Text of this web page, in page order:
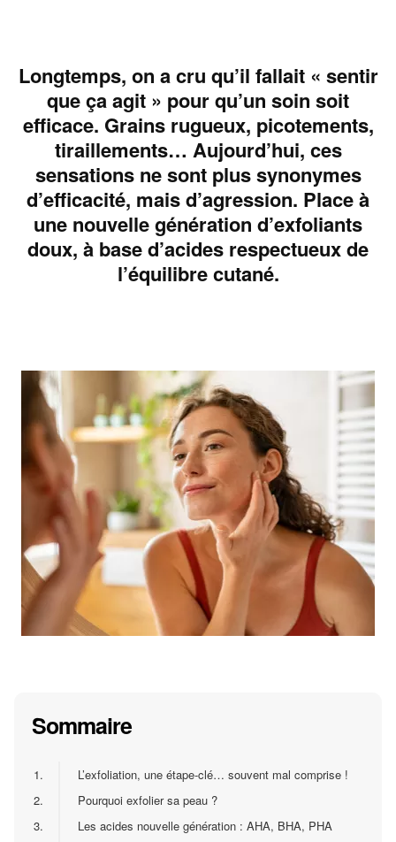
Longtemps, on a cru qu’il fallait « sentir
que ça agit » pour qu’un soin soit
efficace. Grains rugueux, picotements,
tiraillements… Aujourd’hui, ces
sensations ne sont plus synonymes
d’efficacité, mais d’agression. Place à
une nouvelle génération d’exfoliants
doux, à base d’acides respectueux de
l’équilibre cutané.
Sommaire
1.
L’exfoliation, une étape-clé… souvent mal comprise !
2.
Pourquoi exfolier sa peau ?
3.
Les acides nouvelle génération : AHA, BHA, PHA